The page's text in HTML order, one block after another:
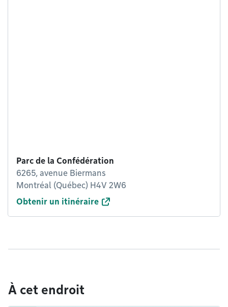
Parc de la Confédération
6265, avenue Biermans
Montréal (Québec) H4V 2W6
Obtenir un itinéraire
À cet endroit